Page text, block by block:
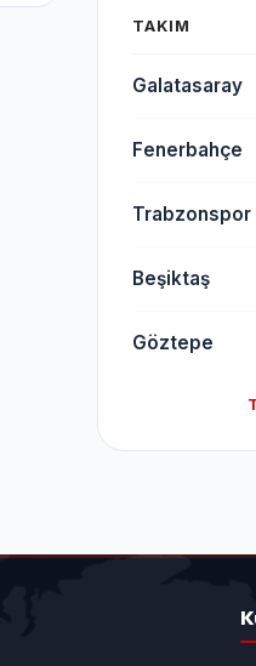
TAKIM
Galatasaray
Fenerbahçe
Trabzonspor
Beşiktaş
Göztepe